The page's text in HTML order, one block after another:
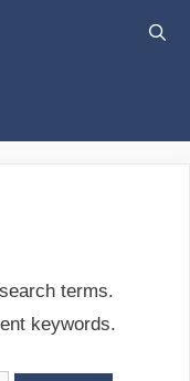
terms.
keywords.